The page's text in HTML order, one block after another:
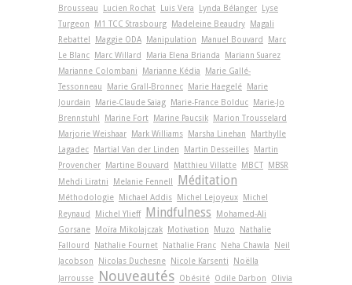
Brousseau
Lucien Rochat Luis Vera Lynda Bélanger Lyse
Turgeon
M1 TCC Strasbourg Madeleine Beaudry Magali
Rebattel
Maggie ODA Manipulation Manuel Bouvard
Marc
Le Blanc Marc Willard Maria Elena Brianda
Mariann Suarez
Marianne Colombani
Marianne Kédia
Marie Gallé-
Tessonneau
Marie Grall-Bronnec Marie Haegelé Marie
Jourdain
Marie-Claude Saiag Marie-France Bolduc Marie-Jo
Brennstuhl
Marine Fort Marine Paucsik Marion Trousselard
Marjorie Weishaar Mark Williams Marsha Linehan
Marthylle
Lagadec Martial Van der Linden Martin Desseilles Martin
Provencher Martine Bouvard Matthieu Villatte MBCT MBSR
Mehdi Liratni
Melanie Fennell Méditation
Méthodologie Michael Addis Michel Lejoyeux Michel
Reynaud
Michel Ylieff Mindfulness
Mohamed-Ali
Gorsane Moïra Mikolajczak Motivation Muzo
Nathalie
Fallourd
Nathalie Fournet Nathalie Franc Neha Chawla
Neil
Jacobson
Nicolas Duchesne Nicole Karsenti
Noëlla
Jarrousse
Nouveautés Obésité Odile Darbon
Olivia